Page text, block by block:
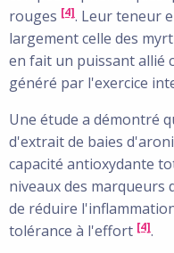
rouges [4]. Leur teneur
largement celle des
en fait un puissant allié
généré par l'exercice
Une étude a démontré
d'extrait de baies
capacité antioxydante
niveaux des marqueurs
de réduire
tolérance à l'effort [4].